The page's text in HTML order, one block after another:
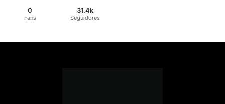
0
Fans
31.4k
Seguidores